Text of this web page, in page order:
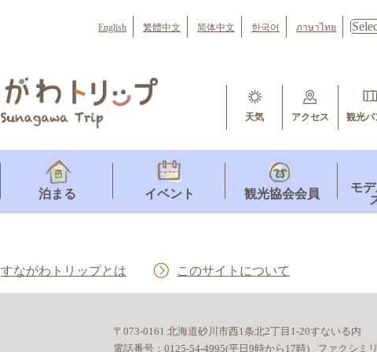
English 繁體中文 简体中文 한국어 ภาษาไทย
天気 アクセス 観光パ
泊まる イベント 観光協会会員
モ
すながわトリップとは このサイトについて
〒073-0161 北海道砂川市西1条北2丁目1-20すないる内
電話番号： 0125-54-4995(平日9時から17時) ファクシミ